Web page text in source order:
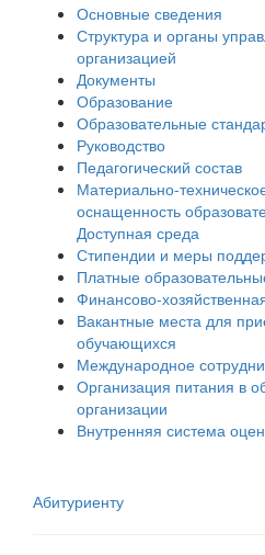
Основные сведения
Структура и органы
организацией
Документы
Образование
Образовательные
Руководство
Педагогический состав
Материально-
оснащенность
Доступная среда
Стипендии и меры
Платные
Финансово-
Вакантные места для
обучающихся
Международное
Организация питания в
организации
Внутренняя система
Абитуриенту